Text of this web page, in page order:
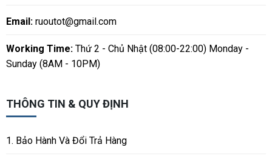
Email: ruoutot@gmail.com
Working Time:Thứ 2 - Chủ Nhật (08:00-22:00) Monday -
Sunday (8AM - 10PM)
THÔNG TIN & QUY ĐỊNH
1. Bảo Hành Và Đổi Trả Hàng